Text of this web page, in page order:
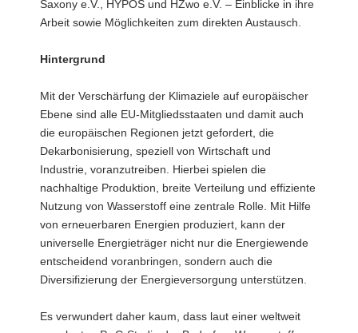
Saxony e.V., HYPOS und HZwo e.V. – Einblicke in ihre
Arbeit sowie Möglichkeiten zum direkten Austausch.
Hintergrund
Mit der Verschärfung der Klimaziele auf europäischer
Ebene sind alle EU-Mitgliedsstaaten und damit auch
die europäischen Regionen jetzt gefordert, die
Dekarbonisierung, speziell von Wirtschaft und
Industrie, voranzutreiben. Hierbei spielen die
nachhaltige Produktion, breite Verteilung und effiziente
Nutzung von Wasserstoff eine zentrale Rolle. Mit Hilfe
von erneuerbaren Energien produziert, kann der
universelle Energieträger nicht nur die Energiewende
entscheidend voranbringen, sondern auch die
Diversifizierung der Energieversorgung unterstützen.
Es verwundert daher kaum, dass laut einer weltweit